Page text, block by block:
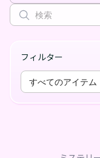
フィルター
すべてのアイテム